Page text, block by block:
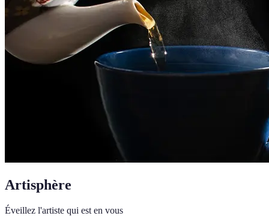
Artisphère
Éveillez l'artiste qui est en vous